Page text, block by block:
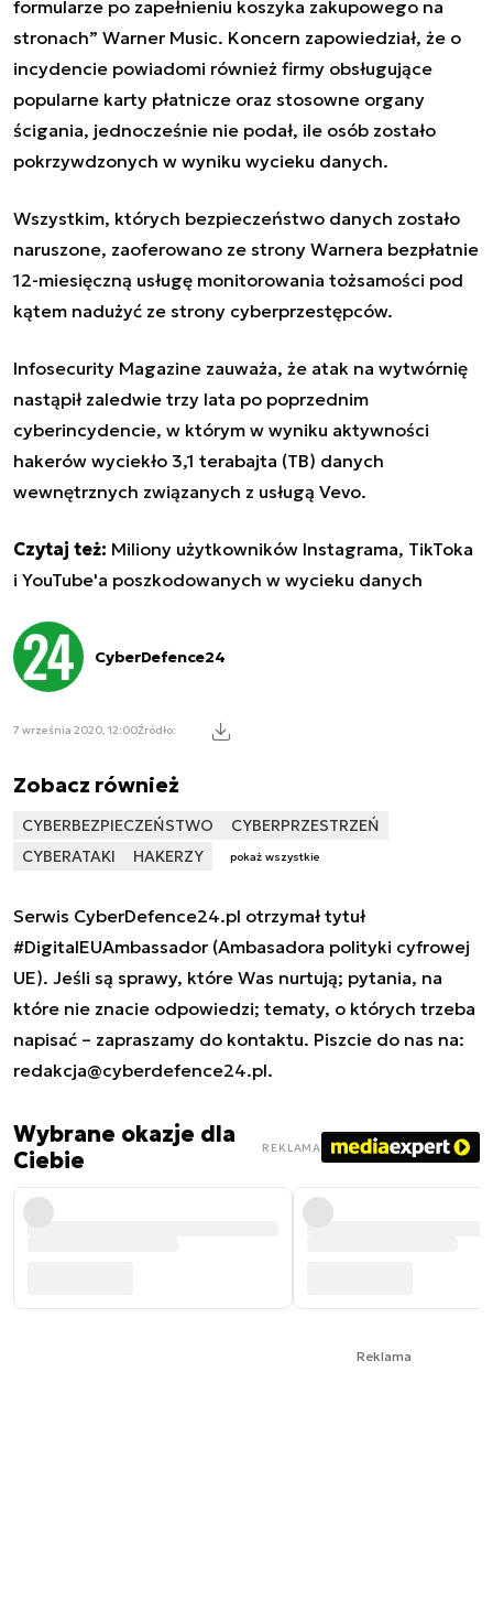
formularze po zapełnieniu koszyka zakupowego na
stronach” Warner Music. Koncern zapowiedział, że o
incydencie powiadomi również firmy obsługujące
popularne karty płatnicze oraz stosowne organy
ścigania, jednocześnie nie podał, ile osób zostało
pokrzywdzonych w wyniku wycieku danych.
Wszystkim, których bezpieczeństwo danych zostało
naruszone, zaoferowano ze strony Warnera bezpłatnie
12-miesięczną usługę monitorowania tożsamości pod
kątem nadużyć ze strony cyberprzestępców.
Infosecurity Magazine zauważa, że atak na wytwórnię
nastąpił zaledwie trzy lata po poprzednim
cyberincydencie, w którym w wyniku aktywności
hakerów wyciekło 3,1 terabajta (TB) danych
wewnętrznych związanych z usługą Vevo.
Czytaj też: Miliony użytkowników Instagrama, TikToka
i YouTube'a poszkodowanych w wycieku danych
CyberDefence24
7 września 2020, 12:00Źródło:
Zobacz również
CYBERBEZPIECZEŃSTWO
CYBERPRZESTRZEŃ
CYBERATAKI
HAKERZY pokaż wszystkie
Serwis CyberDefence24.pl otrzymał tytuł
#DigitalEUAmbassador (Ambasadora polityki cyfrowej
UE). Jeśli są sprawy, które Was nurtują; pytania, na
które nie znacie odpowiedzi; tematy, o których trzeba
napisać – zapraszamy do kontaktu. Piszcie do nas na:
redakcja@cyberdefence24.pl.
Wybrane okazje dla
Ciebie
REKLAMA
Reklama